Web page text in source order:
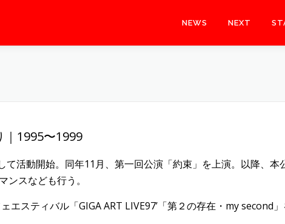
NEWS NEXT
1995〜1999
て活動開始。同年​11月、第一回公演「約束」を上演。以降、
ンスなども行う。
エスティバル「GIGA ART LIVE97’「第２の存在・my second